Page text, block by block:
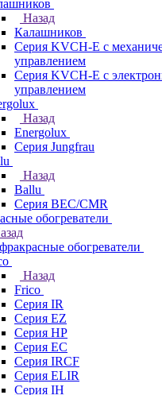
Назад
Калашников
Серия KVCH-E с
управлением
Серия KVCH-E с
управлением
Назад
Energolux
Серия Jungfrau
Назад
Ballu
Серия BEC/CMR
обогреватели
обогреватели
Назад
Frico
Серия IR
Серия EZ
Серия HP
Серия EC
Серия IRCF
Серия ELIR
Серия IH